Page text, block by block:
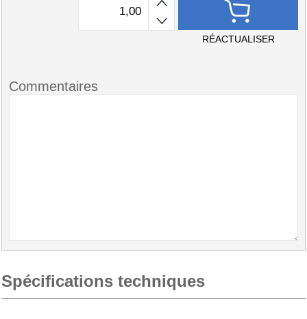
RÉACTUALISER
Commentaires
Spécifications techniques